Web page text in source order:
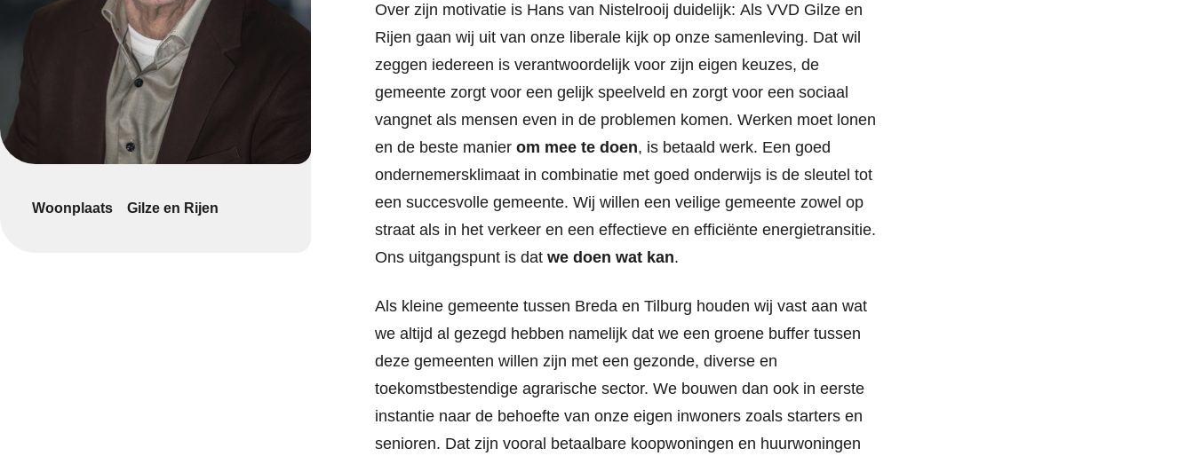
Woonplaats Gilze en Rijen
Over zijn motivatie is Hans van Nistelrooij duidelijk: Als VVD Gilze en
Rijen gaan wij uit van onze liberale kijk op onze samenleving. Dat wil
zeggen iedereen is verantwoordelijk voor zijn eigen keuzes, de
gemeente zorgt voor een gelijk speelveld en zorgt voor een sociaal
vangnet als mensen even in de problemen komen. Werken moet lonen
en de beste manier om mee te doen, is betaald werk. Een goed
ondernemersklimaat in combinatie met goed onderwijs is de sleutel tot
een succesvolle gemeente. Wij willen een veilige gemeente zowel op
straat als in het verkeer en een effectieve en efficiënte energietransitie.
Ons uitgangspunt is dat we doen wat kan.
Als kleine gemeente tussen Breda en Tilburg houden wij vast aan wat
we altijd al gezegd hebben namelijk dat we een groene buffer tussen
deze gemeenten willen zijn met een gezonde, diverse en
toekomstbestendige agrarische sector. We bouwen dan ook in eerste
instantie naar de behoefte van onze eigen inwoners zoals starters en
senioren. Dat zijn vooral betaalbare koopwoningen en huurwoningen